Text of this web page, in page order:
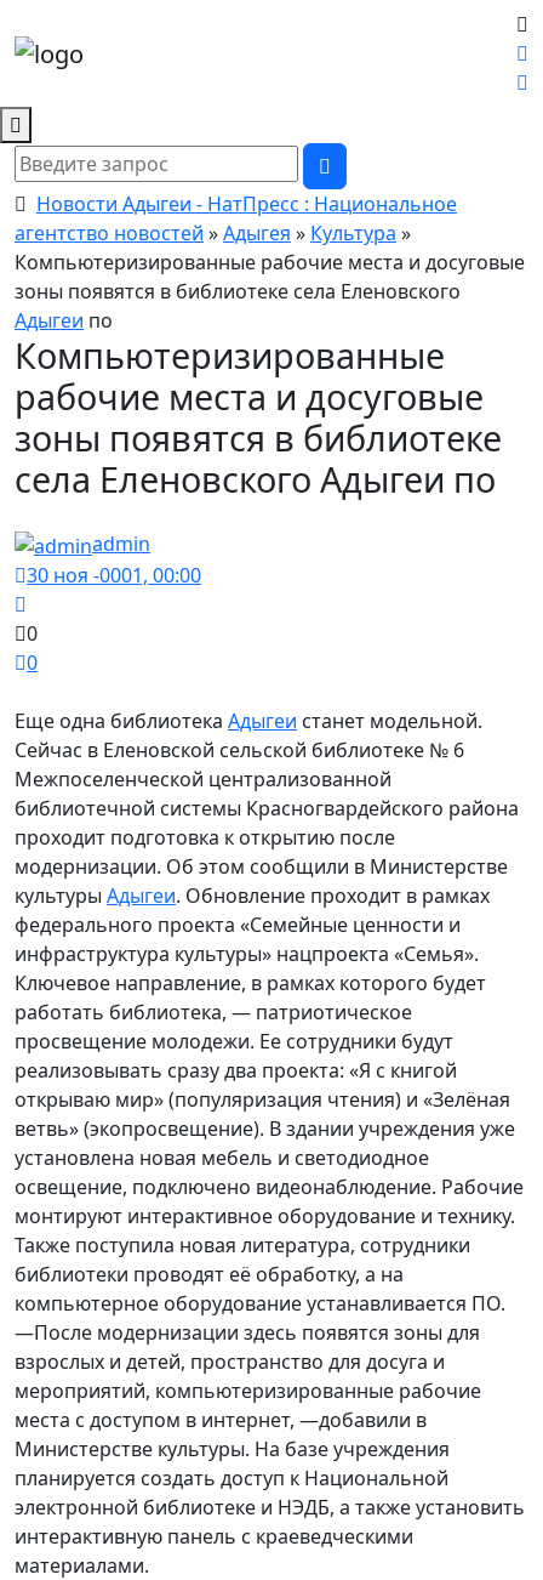
Новости Адыгеи - НатПресс : Национальное
агентство новостей »Адыгея » Культура »
Компьютеризированные рабочие места и досуговые
зоны появятся в библиотеке села Еленовского
Адыгеи по
Компьютеризированные
рабочие места и досуговые
зоны появятся в библиотеке
села Еленовского Адыгеи по
admin
30 ноя -0001, 00:00
0
0
Еще одна библиотека Адыгеи станет модельной.
Сейчас в Еленовской сельской библиотеке № 6
Межпоселенческой централизованной
библиотечной системы Красногвардейского района
проходит подготовка к открытию после
модернизации. Об этом сообщили в Министерстве
культуры Адыгеи. Обновление проходит в рамках
федерального проекта «Семейные ценности и
инфраструктура культуры» нацпроекта «Семья».
Ключевое направление, в рамках которого будет
работать библиотека, — патриотическое
просвещение молодежи. Ее сотрудники будут
реализовывать сразу два проекта: «Я с книгой
открываю мир» (популяризация чтения) и «Зелёная
ветвь» (экопросвещение). В здании учреждения уже
установлена новая мебель и светодиодное
освещение, подключено видеонаблюдение. Рабочие
монтируют интерактивное оборудование и технику.
Также поступила новая литература, сотрудники
библиотеки проводят её обработку, а на
компьютерное оборудование устанавливается ПО.
—После модернизации здесь появятся зоны для
взрослых и детей, пространство для досуга и
мероприятий, компьютеризированные рабочие
места с доступом в интернет, —добавили в
Министерстве культуры. На базе учреждения
планируется создать доступ к Национальной
электронной библиотеке и НЭДБ, а также установить
интерактивную панель с краеведческими
материалами.